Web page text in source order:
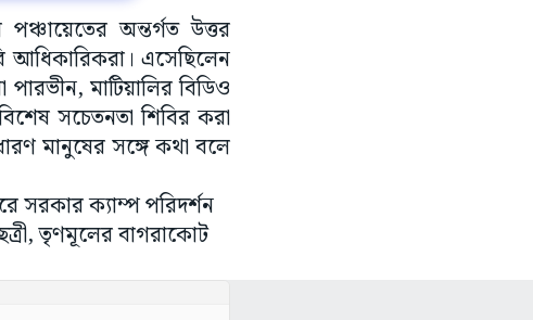
পঞ্চায়েতের অন্তর্গত উত্তর
আধিকারিকরা। এসেছিলেন
মাটিয়ালির বিডিও
সচেতনতা শিবির করা
মানুষের সঙ্গে কথা বলে
সরকার ক্যাম্প পরিদর্শন
তৃণমূলের বাগরাকোট